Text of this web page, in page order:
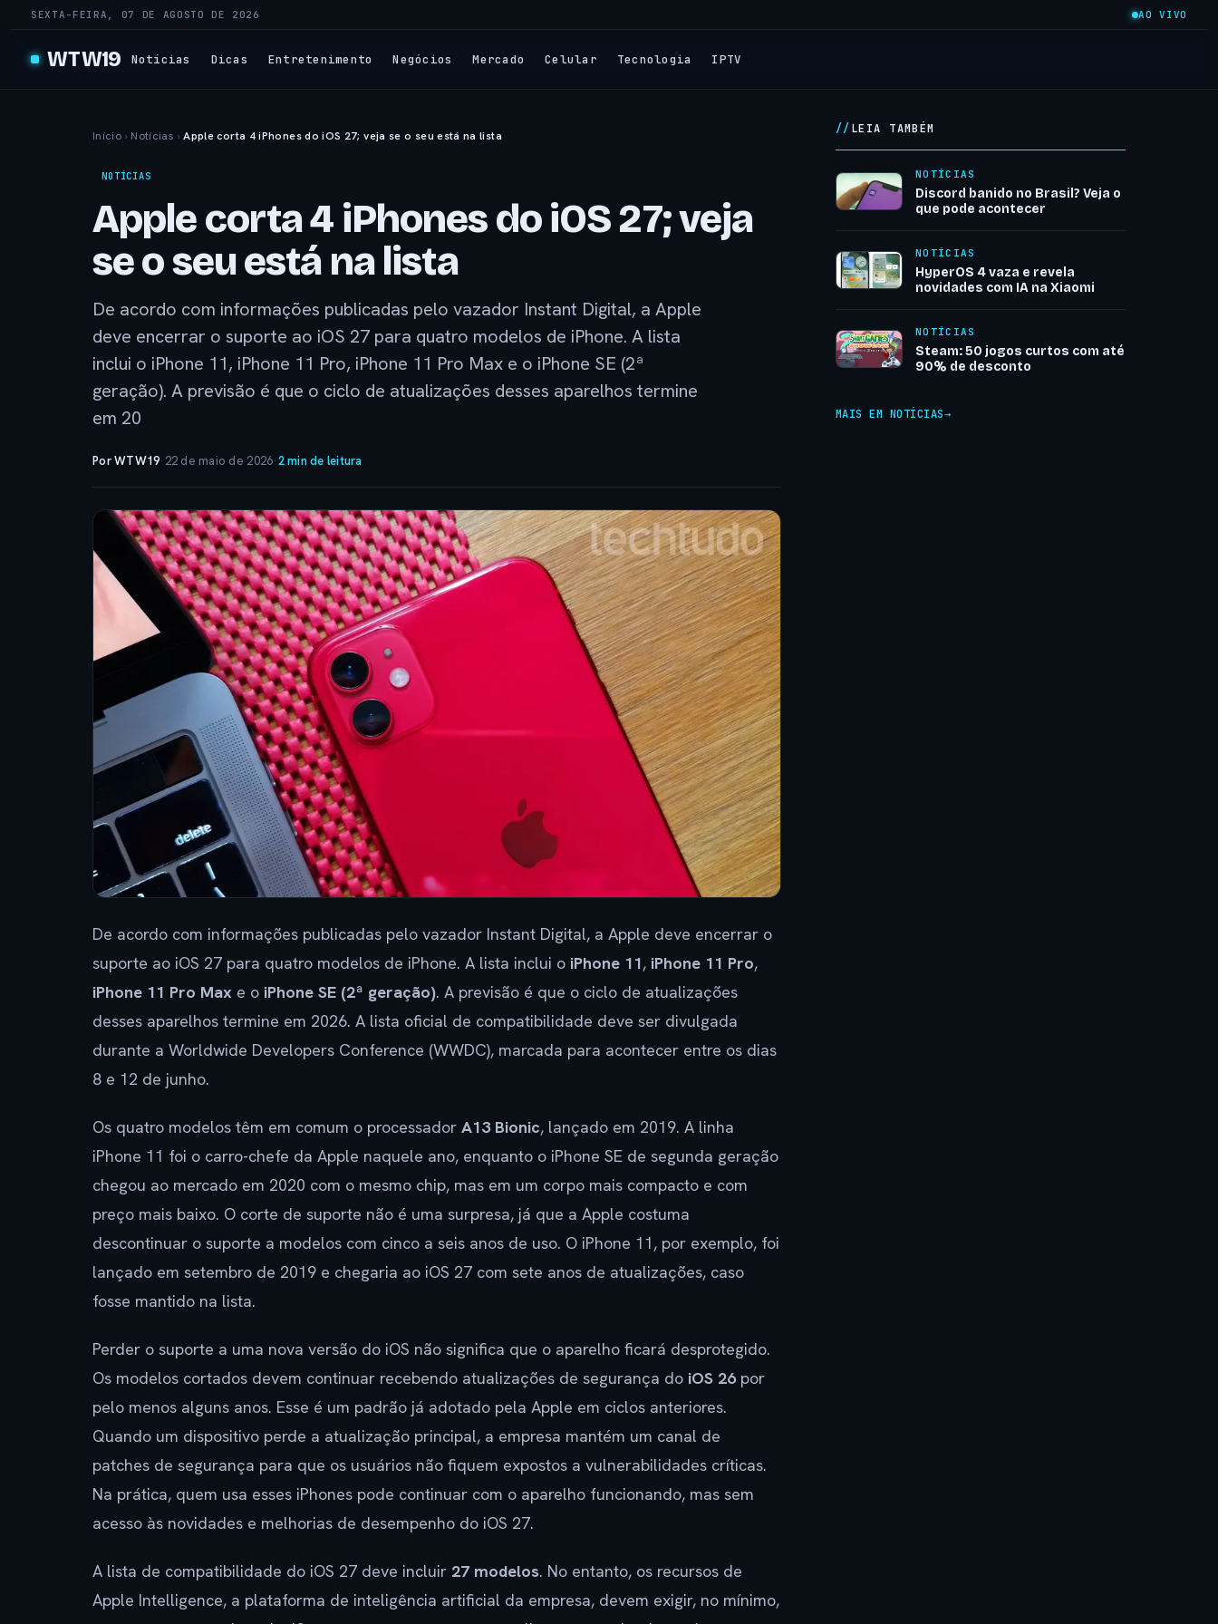
SEXTA-FEIRA, 07 DE AGOSTO DE 2026 AO VIVO
WTW19 Notícias Dicas Entretenimento Negócios Mercado Celular Tecnologia IPTV
Início › Notícias › Apple corta 4 iPhones do iOS 27; veja se o seu está na lista
NOTÍCIAS
Apple corta 4 iPhones do iOS 27; veja
se o seu está na lista
De acordo com informações publicadas pelo vazador Instant Digital, a Apple
deve encerrar o suporte ao iOS 27 para quatro modelos de iPhone. A lista
inclui o iPhone 11, iPhone 11 Pro, iPhone 11 Pro Max e o iPhone SE (2ª
geração). A previsão é que o ciclo de atualizações desses aparelhos termine
em 20
Por WTW19· 22 de maio de 2026·2 min de leitura
De acordo com informações publicadas pelo vazador Instant Digital, a Apple deve encerrar o
suporte ao iOS 27 para quatro modelos de iPhone. A lista inclui o iPhone 11, iPhone 11 Pro,
iPhone 11 Pro Max e o iPhone SE (2ª geração). A previsão é que o ciclo de atualizações
desses aparelhos termine em 2026. A lista oficial de compatibilidade deve ser divulgada
durante a Worldwide Developers Conference (WWDC), marcada para acontecer entre os dias
8 e 12 de junho.
Os quatro modelos têm em comum o processador A13 Bionic, lançado em 2019. A linha
iPhone 11 foi o carro-chefe da Apple naquele ano, enquanto o iPhone SE de segunda geração
chegou ao mercado em 2020 com o mesmo chip, mas em um corpo mais compacto e com
preço mais baixo. O corte de suporte não é uma surpresa, já que a Apple costuma
descontinuar o suporte a modelos com cinco a seis anos de uso. O iPhone 11, por exemplo, foi
lançado em setembro de 2019 e chegaria ao iOS 27 com sete anos de atualizações, caso
fosse mantido na lista.
Perder o suporte a uma nova versão do iOS não significa que o aparelho ficará desprotegido.
Os modelos cortados devem continuar recebendo atualizações de segurança do iOS 26por
pelo menos alguns anos. Esse é um padrão já adotado pela Apple em ciclos anteriores.
Quando um dispositivo perde a atualização principal, a empresa mantém um canal de
patches de segurança para que os usuários não fiquem expostos a vulnerabilidades críticas.
Na prática, quem usa esses iPhones pode continuar com o aparelho funcionando, mas sem
acesso às novidades e melhorias de desempenho do iOS 27.
A lista de compatibilidade do iOS 27 deve incluir 27 modelos. No entanto, os recursos de
Apple Intelligence, a plataforma de inteligência artificial da empresa, devem exigir, no mínimo,
LEIA TAMBÉM
NOTÍCIAS
Discord banido no Brasil? Veja o
que pode acontecer
NOTÍCIAS
HyperOS 4 vaza e revela
novidades com IA na Xiaomi
NOTÍCIAS
Steam: 50 jogos curtos com até
90% de desconto
MAIS EM NOTÍCIAS